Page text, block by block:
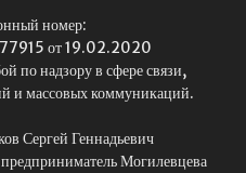
номер:
от 19.02.2020
по надзору в сфере связи,
и массовых коммуникаций.
Сергей Геннадьевич
Могилевцева